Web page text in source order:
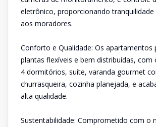
eletrônico, proporcionando tranquilidade
aos moradores.
Conforto e Qualidade: Os apartamentos
plantas flexíveis e bem distribuídas, com
4 dormitórios, suíte, varanda gourmet
churrasqueira, cozinha planejada, e
alta qualidade.
Sustentabilidade: Comprometido com o